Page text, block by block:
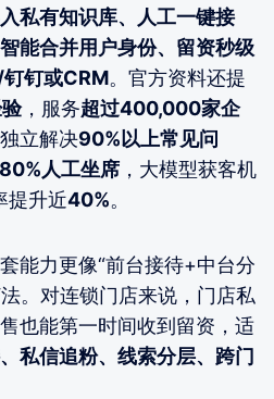
私有知识库、人工一键接
能合并用户身份、留资秒级
钉或CRM。官方资料还提
，服务超过400,000家企
立解决90%以上常见问
80%人工坐席 ，大模型获客机
提升近40%。
能力更像“前台接待+中台分
。对连锁门店来说，门店私
也能第一时间收到留资，适
私信追粉、线索分层、跨门